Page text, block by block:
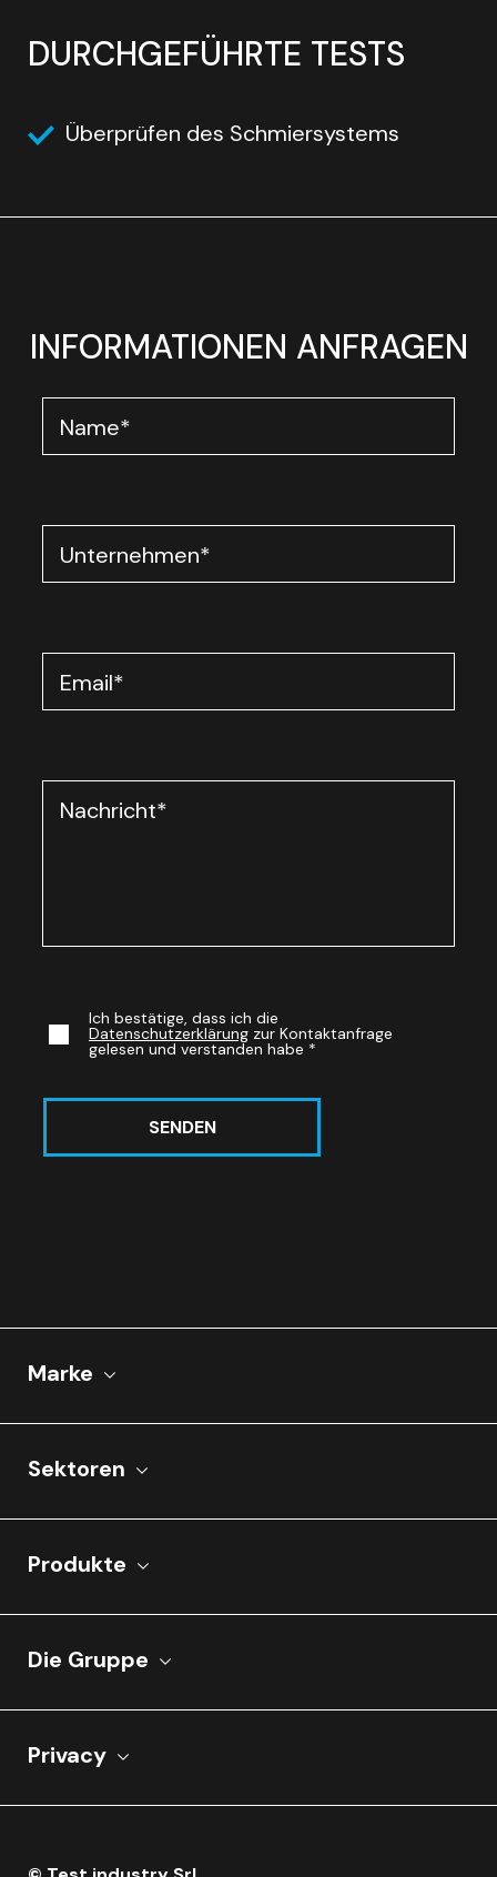
DURCHGEFÜHRTE TESTS
Überprüfen des Schmiersystems
INFORMATIONEN ANFRAGEN
Name*
Unternehmen*
Email*
Nachricht*
Ich bestätige, dass ich die
Datenschutzerklärung zur Kontaktanfrage
gelesen und verstanden habe *
SENDEN
Marke
Sektoren
Produkte
Die Gruppe
Privacy